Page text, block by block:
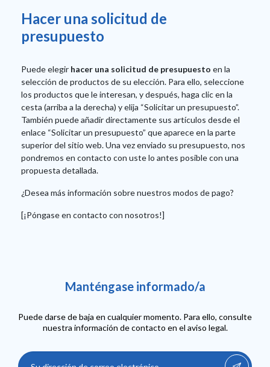
Hacer una solicitud de
presupuesto
Puede elegir hacer una solicitud de presupuesto en la
selección de productos de su elección. Para ello, seleccione
los productos que le interesan, y después, haga clic en la
cesta (arriba a la derecha) y elija “Solicitar un presupuesto”.
También puede añadir directamente sus artículos desde el
enlace “Solicitar un presupuesto” que aparece en la parte
superior del sitio web. Una vez enviado su presupuesto, nos
pondremos en contacto con uste lo antes posible con una
propuesta detallada.
¿Desea más información sobre nuestros modos de pago?
[¡Póngase en contacto con nosotros!]
Manténgase informado/a
Puede darse de baja en cualquier momento. Para ello, consulte
nuestra información de contacto en el aviso legal.